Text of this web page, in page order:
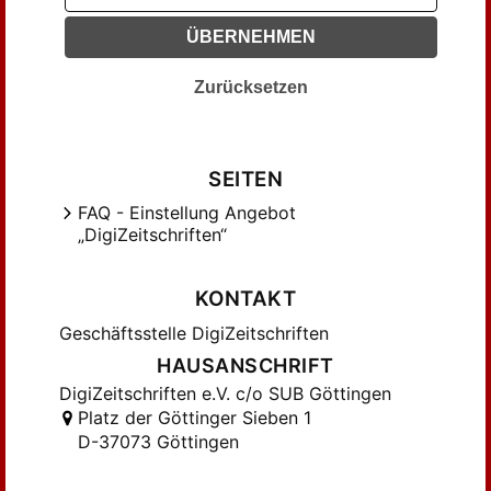
Kropatscheck, Gerhard (3)
Krüger, Emil (5)
Loeschcke, Siegfried (6)
Meier, August (2)
Mestwerdt, Georg (3)
Poppelreuter, Josef (2)
Reinecke, Paul (8)
Riese, Alexander (3)
Ruppersberg, Albert (1)
Schlitz, Albert (1)
Schlitz, Alfred (7)
ÜBERNEHMEN
Zurücksetzen
SEITEN
FAQ - Einstellung Angebot
„DigiZeitschriften“
KONTAKT
Geschäftsstelle DigiZeitschriften
HAUSANSCHRIFT
DigiZeitschriften e.V. c/o SUB Göttingen
Platz der Göttinger Sieben 1
D-37073 Göttingen